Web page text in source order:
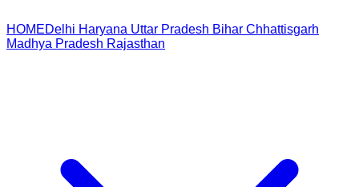
HOMEDelhi Haryana Uttar Pradesh Bihar Chhattisgarh
Madhya Pradesh Rajasthan